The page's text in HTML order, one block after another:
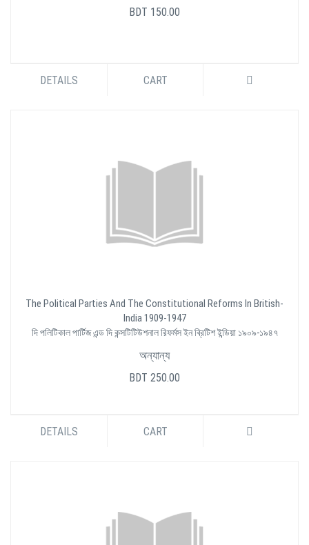
BDT 150.00
DETAILS CART
The Political Parties And The Constitutional Reforms In British-
India 1909-1947
দি পলিটিকাল পার্টিজ এন্ড দি কন্সটিটিউশনাল রিফর্মস ইন ব্রিটিশ ইন্ডিয়া ১৯০৯-১৯৪৭
অন্যান্য
BDT 250.00
DETAILS CART